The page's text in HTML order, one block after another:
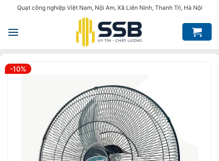
nội
Quạt công nghiệp Việt Nam, Nội Am, Xã Liên Ninh, Thanh Trì, Hà Nội
-10%